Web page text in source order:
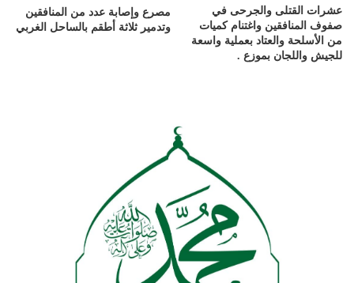
عشرات القتلى والجرحى في
صفوف المنافقين واغتنام كميات
من الأسلحة والعتاد بعملية واسعة
للجيش واللجان بموزع .
مصرع وإصابة عدد من المنافقين
وتدمير ثلاثة أطقم بالساحل الغربي